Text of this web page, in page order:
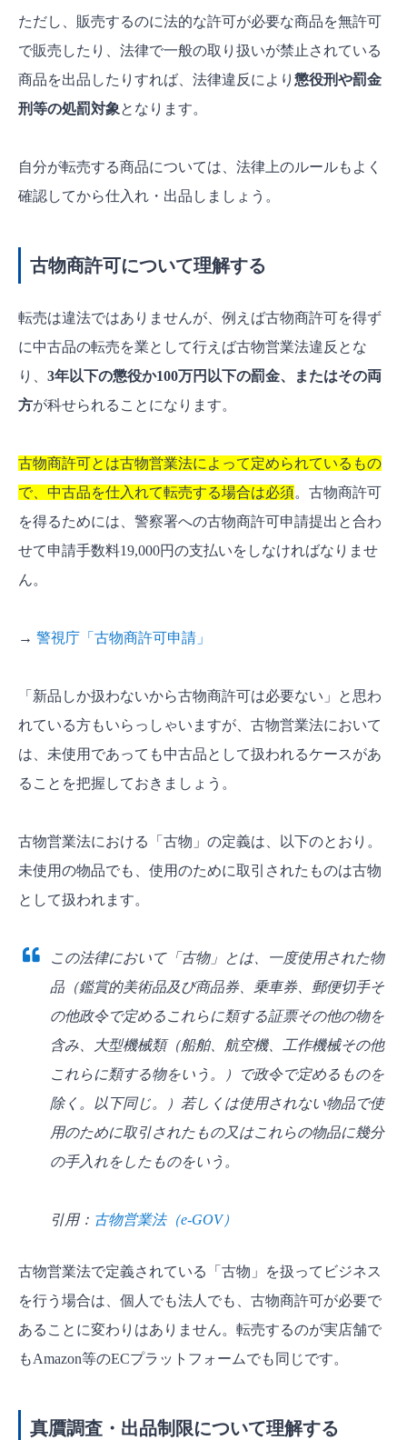
ただし、販売するのに法的な許可が必要な商品を無許可
で販売したり、法律で一般の取り扱いが禁止されている
商品を出品したりすれば、法律違反により 懲役刑や罰金
刑等の処罰対象となります。
自分が転売する商品については、法律上のルールもよく
確認してから仕入れ・出品しましょう。
古物商許可について理解する
転売は違法ではありませんが、例えば古物商許可を得ず
に中古品の転売を業として行えば古物営業法違反とな
り、 3年以下の懲役か100万円以下の罰金、またはその両
方が科せられることになります。
古物商許可とは古物営業法によって定められているもの
で、中古品を仕入れて転売する場合は必須。古物商許可
を得るためには、警察署への古物商許可申請提出と合わ
せて申請手数料19,000円の支払いをしなければなりませ
ん。
→ 警視庁「古物商許可申請」
「新品しか扱わないから古物商許可は必要ない」と思わ
れている方もいらっしゃいますが、古物営業法において
は、未使用であっても中古品として扱われるケースがあ
ることを把握しておきましょう。
古物営業法における「古物」の定義は、以下のとおり。
未使用の物品でも、使用のために取引されたものは古物
として扱われます。
この法律において「古物」とは、一度使用された物
品（鑑賞的美術品及び商品券、乗車券、郵便切手そ
の他政令で定めるこれらに類する証票その他の物を
含み、大型機械類（船舶、航空機、工作機械その他
これらに類する物をいう。）で政令で定めるものを
除く。以下同じ。）若しくは使用されない物品で使
用のために取引されたもの又はこれらの物品に幾分
の手入れをしたものをいう。
引用： 古物営業法（e-GOV）
古物営業法で定義されている「古物」を扱ってビジネス
を行う場合は、個人でも法人でも、古物商許可が必要で
あることに変わりはありません。転売するのが実店舗で
もAmazon等のECプラットフォームでも同じです。
真贋調査・出品制限について理解する